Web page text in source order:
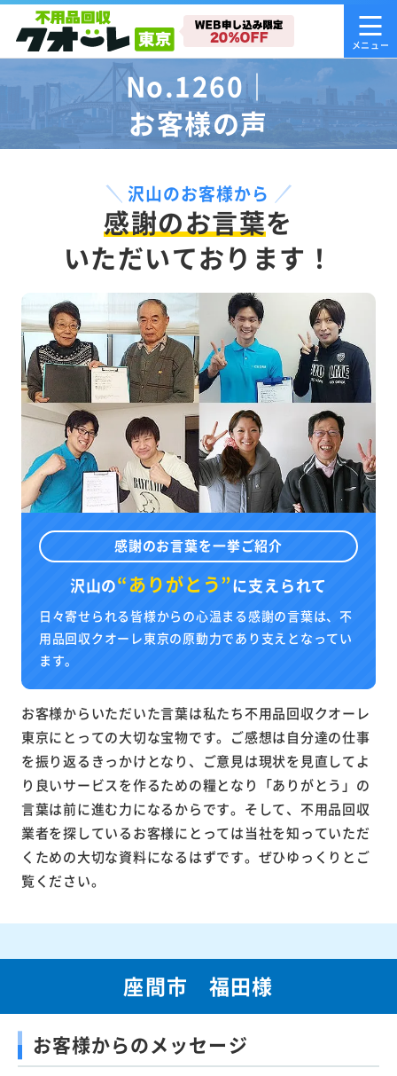
No.1260｜
お客様の声
沢山のお客様から
感謝のお言葉を
いただいております！
感謝のお言葉を一挙ご紹介
沢山の“ありがとう”に支えられて
日々寄せられる皆様からの心温まる感謝の言葉は、不
用品回収クオーレ東京の原動力であり支えとなってい
ます。
お客様からいただいた言葉は私たち不用品回収クオーレ
東京にとっての大切な宝物です。ご感想は自分達の仕事
を振り返るきっかけとなり、ご意見は現状を見直してよ
り良いサービスを作るための糧となり「ありがとう」の
言葉は前に進む力になるからです。そして、不用品回収
業者を探しているお客様にとっては当社を知っていただ
くための大切な資料になるはずです。ぜひゆっくりとご
覧ください。
座間市 福田様
お客様からのメッセージ